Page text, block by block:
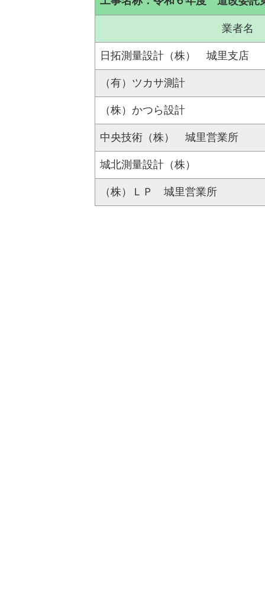
業者名
日拓測量設計（株） 城里支店
（有）ツカサ測計
（株）かつら設計
中央技術（株） 城里営業所
城北測量設計（株）
（株）ＬＰ 城里営業所